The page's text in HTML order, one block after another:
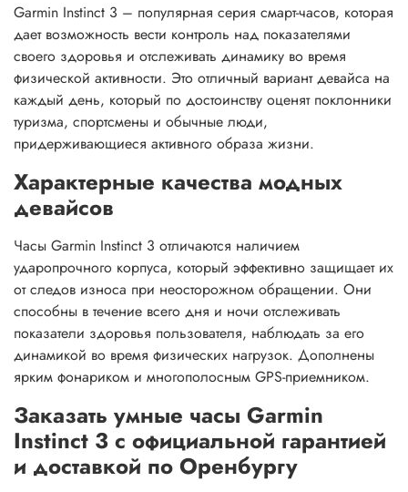
Garmin Instinct 3 – популярная серия смарт-часов, которая
дает возможность вести контроль над показателями
своего здоровья и отслеживать динамику во время
физической активности. Это отличный вариант девайса на
каждый день, который по достоинству оценят поклонники
туризма, спортсмены и обычные люди,
придерживающиеся активного образа жизни.
Характерные качества модных
девайсов
Часы Garmin Instinct 3 отличаются наличием
ударопрочного корпуса, который эффективно защищает их
от следов износа при неосторожном обращении. Они
способны в течение всего дня и ночи отслеживать
показатели здоровья пользователя, наблюдать за его
динамикой во время физических нагрузок. Дополнены
ярким фонариком и многополосным GPS-приемником.
Заказать умные часы Garmin
Instinct 3 с официальной гарантией
и доставкой по Оренбургу